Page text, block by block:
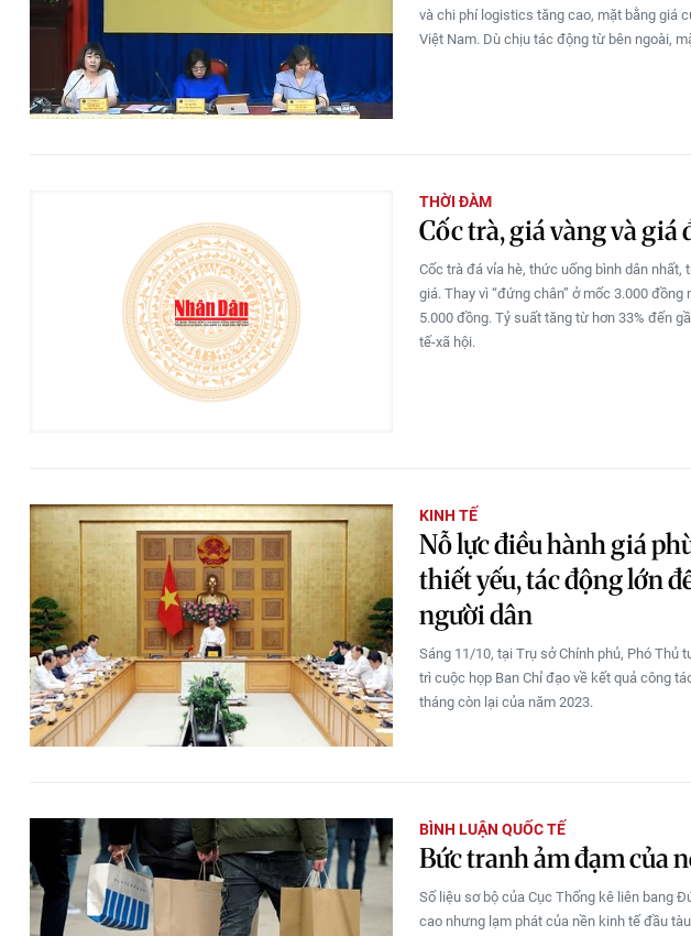
và chi phí logistics tăng cao, mặt bằng giá
Việt Nam. Dù chịu tác động từ bên ngoài,
THỜI ĐÀM
Cốc trà, giá vàng và giá
Cốc trà đá vỉa hè, thức uống bình dân
giá. Thay vì “đứng chân” ở mốc 3.000
5.000 đồng. Tỷ suất tăng từ hơn 33% đến
tế-xã hội.
KINH TẾ
Nỗ lực điều hành giá
thiết yếu, tác động lớn
người dân
Sáng 11/10, tại Trụ sở Chính phủ, Phó Thủ
trì cuộc họp Ban Chỉ đạo về kết quả công
tháng còn lại của năm 2023.
BÌNH LUẬN QUỐC TẾ
Bức tranh ảm đạm của
Số liệu sơ bộ của Cục Thống kê liên bang
cao nhưng lạm phát của nền kinh tế đầu